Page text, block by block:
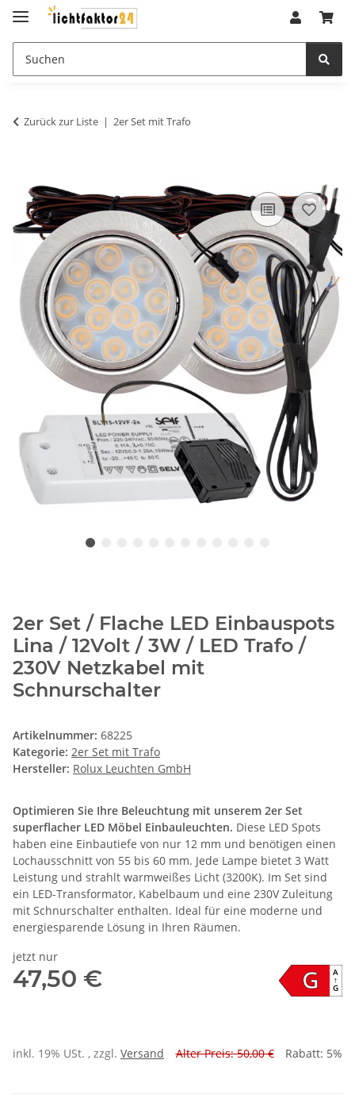
Zurück zur Liste 2er Set mit Trafo
2er Set / Flache LED Einbauspots
Lina / 12Volt / 3W / LED Trafo /
230V Netzkabel mit
Schnurschalter
Artikelnummer: 68225
Kategorie: 2er Set mit Trafo
Hersteller: Rolux Leuchten GmbH
Optimieren Sie Ihre Beleuchtung mit unserem 2er Set
superflacher LED Möbel Einbauleuchten. Diese LED Spots
haben eine Einbautiefe von nur 12 mm und benötigen einen
Lochausschnitt von 55 bis 60 mm. Jede Lampe bietet 3 Watt
Leistung und strahlt warmweißes Licht (3200K). Im Set sind
ein LED-Transformator, Kabelbaum und eine 230V Zuleitung
mit Schnurschalter enthalten. Ideal für eine moderne und
energiesparende Lösung in Ihren Räumen.
jetzt nur
47,50 € A
↑
G
G
inkl. 19% USt. , zzgl. Versand Alter Preis: 50,00 € Rabatt: 5%